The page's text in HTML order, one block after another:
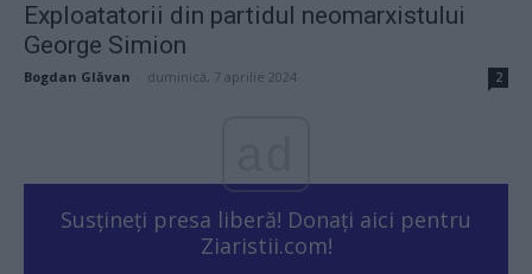
Exploatatorii din partidul neomarxistului
George Simion
Bogdan Glăvan duminică, 7 aprilie 2024 2
Susțineți presa liberă! Donați aici pentru
Ziaristii.com!